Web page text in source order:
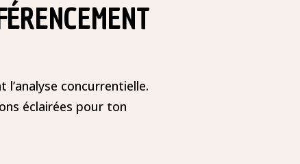
concurrentielle.
éclairées pour ton